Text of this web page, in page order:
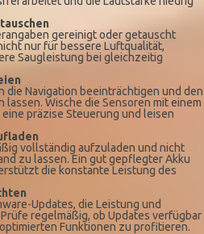
gereinigt oder getauscht
nur für bessere Luftqualität,
Saugleistung bei gleichzeitig
die Navigation beeinträchtigen und den
Wische die Sensoren mit einem
präzise Steuerung und leisen
vollständig aufzuladen und nicht
zu lassen. Ein gut gepflegter Akku
die konstante Leistung des
Updates, die Leistung und
regelmäßig, ob Updates verfügbar
Funktionen zu profitieren.